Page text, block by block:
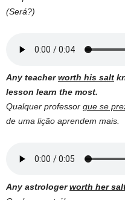
(Será?)
Any teacherworth his salt
lesson learn the most.
Qualquer professor que se
de uma lição aprendem mais.
Any astrologerworth her